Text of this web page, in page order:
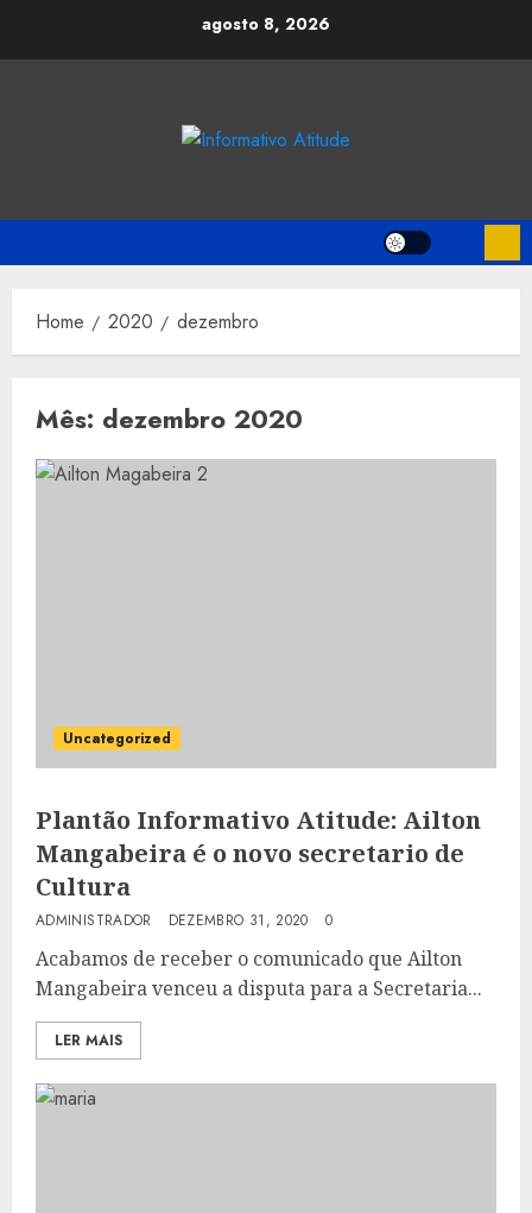
agosto 8, 2026
Home 2020 dezembro
Mês: dezembro 2020
Uncategorized
Plantão Informativo Atitude: Ailton
Mangabeira é o novo secretario de
Cultura
ADMINISTRADOR DEZEMBRO 31, 2020 0
Acabamos de receber o comunicado que Ailton
Mangabeira venceu a disputa para a Secretaria...
LER MAIS